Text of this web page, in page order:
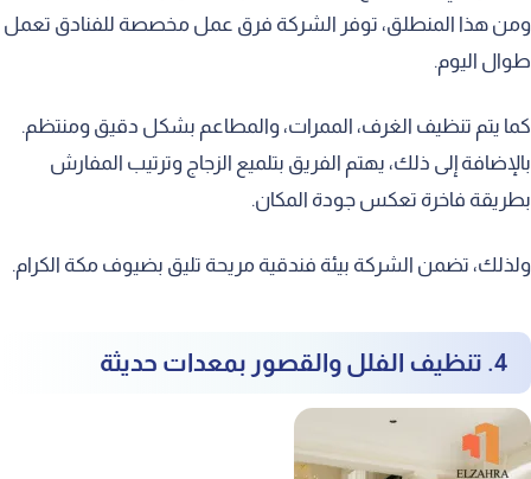
ومن هذا المنطلق، توفر الشركة فرق عمل مخصصة للفنادق تعمل
طوال اليوم.
كما يتم تنظيف الغرف، الممرات، والمطاعم بشكل دقيق ومنتظم.
بالإضافة إلى ذلك، يهتم الفريق بتلميع الزجاج وترتيب المفارش
بطريقة فاخرة تعكس جودة المكان.
ولذلك، تضمن الشركة بيئة فندقية مريحة تليق بضيوف مكة الكرام.
4. تنظيف الفلل والقصور بمعدات حديثة